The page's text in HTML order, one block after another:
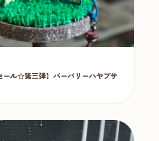
ール☆第三弾】バーバリーハヤブサ